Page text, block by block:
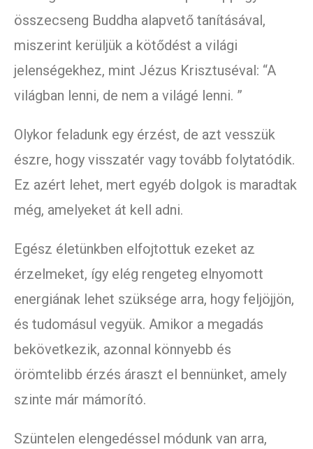
összecseng Buddha alapvető tanításával,
miszerint kerüljük a kötődést a világi
jelenségekhez, mint Jézus Krisztuséval: “A
világban lenni, de nem a világé lenni. ”
Olykor feladunk egy érzést, de azt vesszük
észre, hogy visszatér vagy tovább folytatódik.
Ez azért lehet, mert egyéb dolgok is maradtak
még, amelyeket át kell adni.
Egész életünkben elfojtottuk ezeket az
érzelmeket, így elég rengeteg elnyomott
energiának lehet szüksége arra, hogy feljöjjön,
és tudomásul vegyük. Amikor a megadás
bekövetkezik, azonnal könnyebb és
örömtelibb érzés áraszt el bennünket, amely
szinte már mámorító.
Szüntelen elengedéssel módunk van arra,